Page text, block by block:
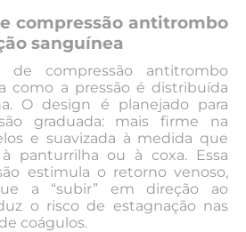
compressão antitrombo
sanguínea
compressão antitrombo
como a pressão é distribuída
O design é planejado para
graduada: mais firme na
e suavizada à medida que
panturrilha ou à coxa. Essa
estimula o retorno venoso,
a “subir” em direção ao
o risco de estagnação nas
coágulos.